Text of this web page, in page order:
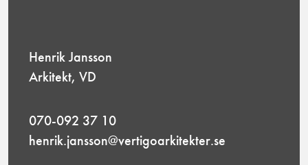
Henrik Jansson
Arkitekt, VD
070-092 37 10
henrik.jansson@vertigoarkitekter.se